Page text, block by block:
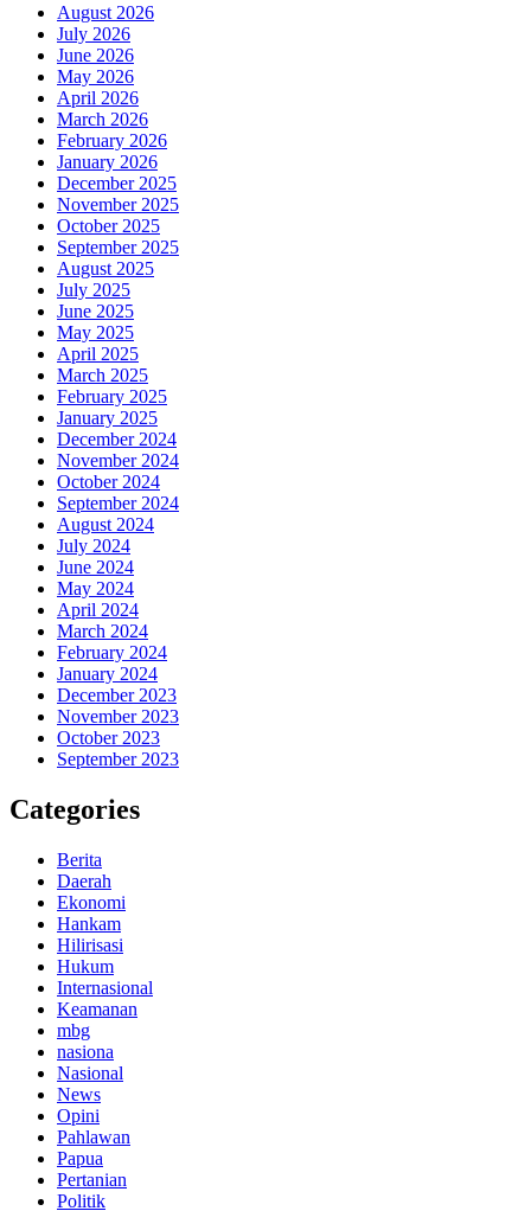
August 2026
July 2026
June 2026
May 2026
April 2026
March 2026
February 2026
January 2026
December 2025
November 2025
October 2025
September 2025
August 2025
July 2025
June 2025
May 2025
April 2025
March 2025
February 2025
January 2025
December 2024
November 2024
October 2024
September 2024
August 2024
July 2024
June 2024
May 2024
April 2024
March 2024
February 2024
January 2024
December 2023
November 2023
October 2023
September 2023
Categories
Berita
Daerah
Ekonomi
Hankam
Hilirisasi
Hukum
Internasional
Keamanan
mbg
nasiona
Nasional
News
Opini
Pahlawan
Papua
Pertanian
Politik